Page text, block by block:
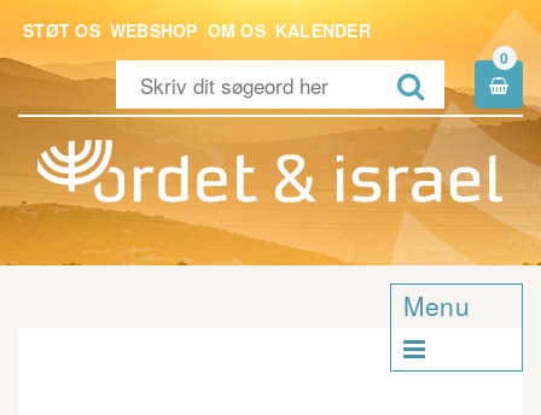
STØT OS WEBSHOP OM OS KALENDER

0

Menu
